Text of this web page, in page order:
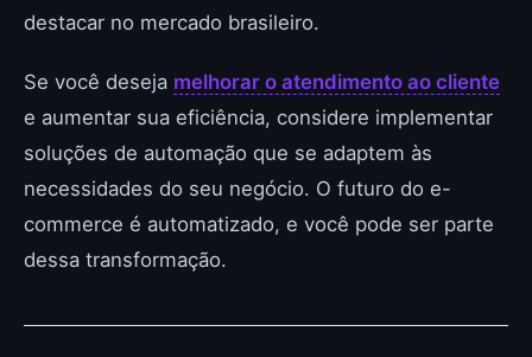
destacar no mercado brasileiro.
Se você deseja melhorar o atendimento ao cliente
e aumentar sua eficiência, considere implementar
soluções de automação que se adaptem às
necessidades do seu negócio. O futuro do e-
commerce é automatizado, e você pode ser parte
dessa transformação.